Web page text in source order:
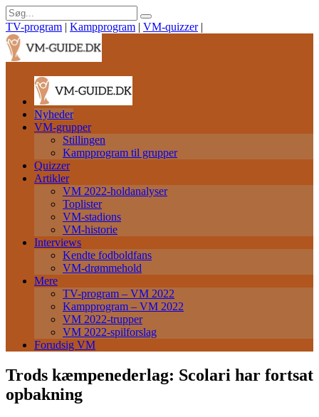
TV-program | Kampprogram | VM-quizzer |
Nyheder
VM-grupper
Stillingen
Kampprogram til grupper
Quizzer
Artikler
VM 2022-holdanalyser
Toplister
VM-stadions
VM-historie
Interviews
Kendte fodboldfans
VM-drømmehold
Mere
TV-program – VM 2022
Kampprogram – VM 2022
VM 2022-trupper
VM 2022-spilforslag
Forudsig VM
Trods kæmpenederlag: Scolari har fortsat
opbakning